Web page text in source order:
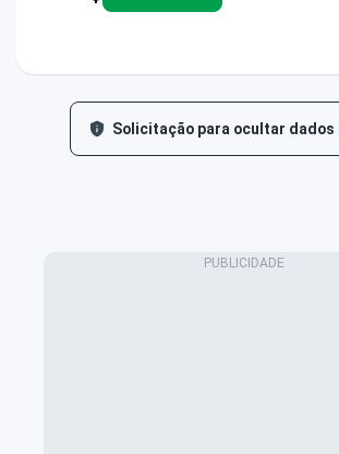
Solicitação para ocultar dados